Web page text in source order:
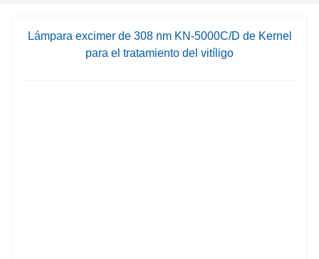
Lámpara excimer de 308 nm KN-5000C/D de Kernel
para el tratamiento del vitíligo